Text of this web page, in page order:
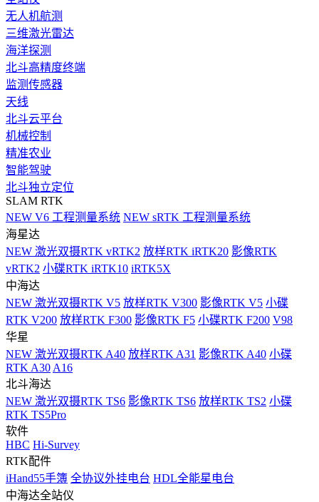
无人机航测
三维激光雷达
海洋探测
北斗高精度终端
监测传感器
天线
北斗云平台
机械控制
精准农业
智能驾驶
北斗独立定位
SLAM RTK
NEW V6 工程测量系统 NEW sRTK 工程测量系统
海星达
NEW 激光双摄RTK vRTK2 放样RTK iRTK20 影像RTK
vRTK2 小碟RTK iRTK10 iRTK5X
中海达
NEW 激光双摄RTK V5 放样RTK V300 影像RTK V5 小碟
RTK V200 放样RTK F300 影像RTK F5 小碟RTK F200 V98
华星
NEW 激光双摄RTK A40 放样RTK A31 影像RTK A40 小碟
RTK A30 A16
北斗海达
NEW 激光双摄RTK TS6 影像RTK TS6 放样RTK TS2 小碟
RTK TS5Pro
软件
HBC Hi-Survey
RTK配件
iHand55手簿 全协议外挂电台 HDL全能星电台
中海达全站仪